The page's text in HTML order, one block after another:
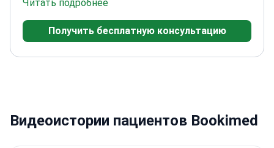
Специализируясь на ортогнатической хирургии,
имплантологии и лечении лицевых травм,
доктор выполняет около 150 ортогнатических
обширное обучение в Швейцарии, Италии,
Читать подробнее
Получить бесплатную консультацию
Видеоистории пациентов Bookimed